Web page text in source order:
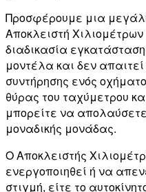
Προσφέρουμε μια
Αποκλειστή
διαδικασία
μοντέλα και δεν
συντήρησης ενός
θύρας του ταχύμετρου
μπορείτε να
μοναδικής μονάδας.
Ο Αποκλειστής
ενεργοποιηθεί ή να
στιγμή, είτε το